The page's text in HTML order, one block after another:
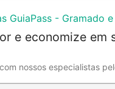
GuiaPass - Gramado
e economize em
nossos especialistas